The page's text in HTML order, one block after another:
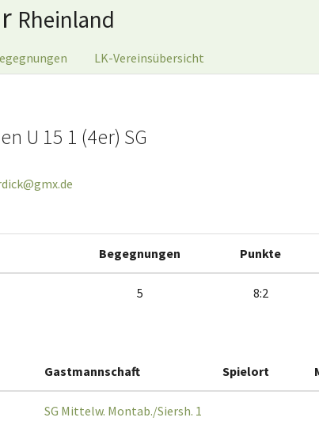
Rheinland
LK-Vereinsübersicht
U 15 1 (4er) SG
Begegnungen Punkte
5 8:2
Gastmannschaft Spielort
SG Mittelw. Montab./Siersh. 1